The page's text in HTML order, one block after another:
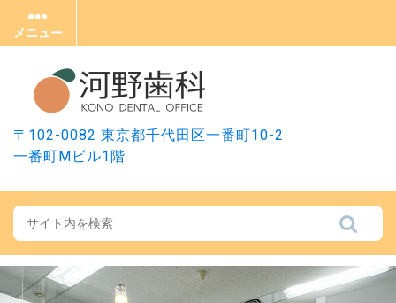
content
メニュー
メ
ニ
ュ
ー
〒102-0082 東京都千代田区一番町10-2
一番町Mビル1階